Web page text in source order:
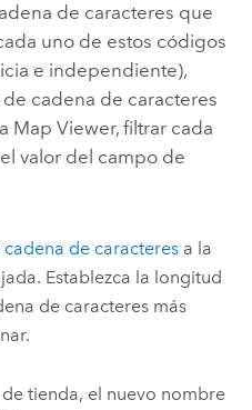
de caracteres que
uno de estos códigos
e independiente),
cadena de caracteres
Map Viewer, filtrar cada
valor del campo de
de caracteresa la
Establezca la longitud
de caracteres más
tienda, el nuevo nombre